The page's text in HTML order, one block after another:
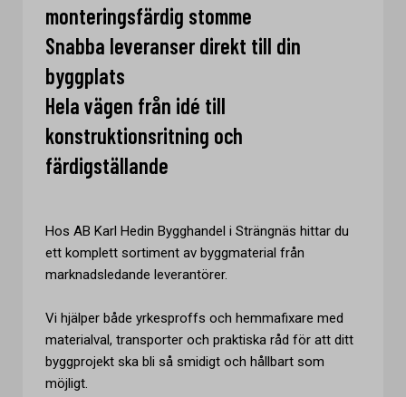
monteringsfärdig stomme
Snabba leveranser direkt till din
byggplats
Hela vägen från idé till
konstruktionsritning och
färdigställande
Hos AB Karl Hedin Bygghandel i Strängnäs hittar du
ett komplett sortiment av byggmaterial från
marknadsledande leverantörer.
Vi hjälper både yrkesproffs och hemmafixare med
materialval, transporter och praktiska råd för att ditt
byggprojekt ska bli så smidigt och hållbart som
möjligt.